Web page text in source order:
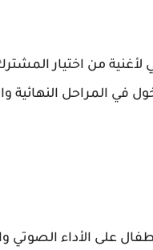
من اختيار
في المراحل النهائية
على الأداء